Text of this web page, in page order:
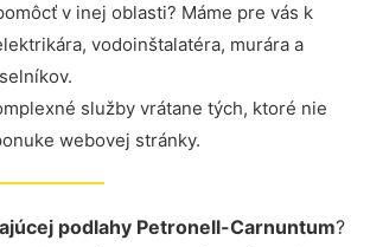
v inej oblasti? Máme pre vás k
vodoinštalatéra, murára a
služby vrátane tých, ktoré nie
webovej stránky.
podlahy Petronell-Carnuntum?